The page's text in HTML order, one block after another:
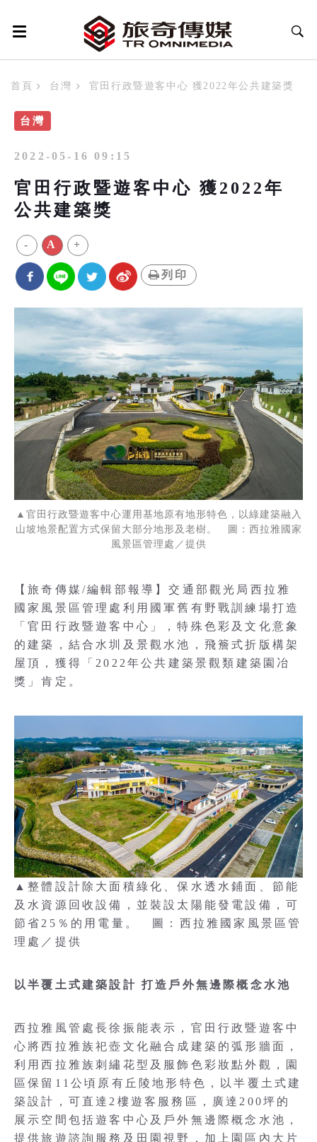
首頁 台灣 官田行政暨遊客中心 獲2022年公共建築獎
台灣
2022-05-16 09:15
官田行政暨遊客中心 獲2022年
公共建築獎
- A +
列印
▲官田行政暨遊客中心運用基地原有地形特色，以綠建築融入
山坡地景配置方式保留大部分地形及老樹。 圖：西拉雅國家
風景區管理處／提供
【旅奇傳媒/編輯部報導】交通部觀光局西拉雅
國家風景區管理處利用國軍舊有野戰訓練場打造
「官田行政暨遊客中心」，特殊色彩及文化意象
的建築，結合水圳及景觀水池，飛簷式折版構架
屋頂，獲得「2022年公共建築景觀類建築園冶
獎」肯定。
▲整體設計除大面積綠化、保水透水鋪面、節能
及水資源回收設備，並裝設太陽能發電設備，可
節省25％的用電量。 圖：西拉雅國家風景區管
理處／提供
以半覆土式建築設計 打造戶外無邊際概念水池
西拉雅風管處長徐振能表示，官田行政暨遊客中
心將西拉雅族祀壺文化融合成建築的弧形牆面，
利用西拉雅族刺繡花型及服飾色彩妝點外觀，園
區保留11公頃原有丘陵地形特色，以半覆土式建
築設計，可直達2樓遊客服務區，廣達200坪的
展示空間包括遊客中心及戶外無邊際概念水池，
提供旅遊諮詢服務及田園視野，加上園區內大片